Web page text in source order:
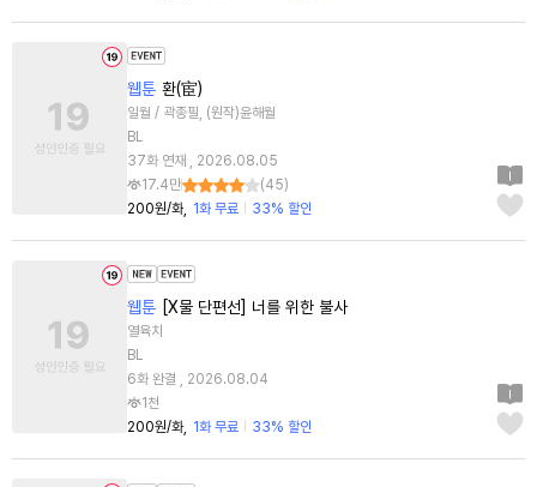
웹툰 환(宦)
일월 / 곽종필, (원작)윤해월
BL
37화 연재 , 2026.08.05
17.4만
(45)
200원/화
1화 무료 33% 할인
웹툰 [X물 단편선] 너를 위한 불사
열육치
BL
6화 완결 , 2026.08.04
1천
200원/화
1화 무료 33% 할인